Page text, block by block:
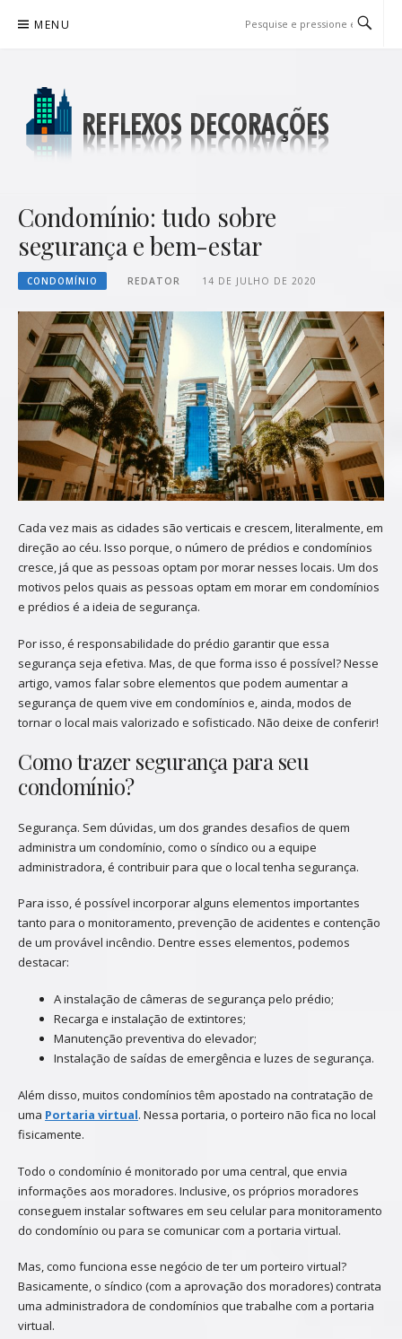
para
MENU
Condomínio: tudo sobre
segurança e bem-estar
CONDOMÍNIO REDATOR 14 DE JULHO DE 2020
Cada vez mais as cidades são verticais e crescem, literalmente, em
direção ao céu. Isso porque, o número de prédios e condomínios
cresce, já que as pessoas optam por morar nesses locais. Um dos
motivos pelos quais as pessoas optam em morar em condomínios
e prédios é a ideia de segurança.
Por isso, é responsabilidade do prédio garantir que essa
segurança seja efetiva. Mas, de que forma isso é possível? Nesse
artigo, vamos falar sobre elementos que podem aumentar a
segurança de quem vive em condomínios e, ainda, modos de
tornar o local mais valorizado e sofisticado. Não deixe de conferir!
Como trazer segurança para seu
condomínio?
Segurança. Sem dúvidas, um dos grandes desafios de quem
administra um condomínio, como o síndico ou a equipe
administradora, é contribuir para que o local tenha segurança.
Para isso, é possível incorporar alguns elementos importantes
tanto para o monitoramento, prevenção de acidentes e contenção
de um provável incêndio. Dentre esses elementos, podemos
destacar:
A instalação de câmeras de segurança pelo prédio;
Recarga e instalação de extintores;
Manutenção preventiva do elevador;
Instalação de saídas de emergência e luzes de segurança.
Além disso, muitos condomínios têm apostado na contratação de
uma Portaria virtual. Nessa portaria, o porteiro não fica no local
fisicamente.
Todo o condomínio é monitorado por uma central, que envia
informações aos moradores. Inclusive, os próprios moradores
conseguem instalar softwares em seu celular para monitoramento
do condomínio ou para se comunicar com a portaria virtual.
Mas, como funciona esse negócio de ter um porteiro virtual?
Basicamente, o síndico (com a aprovação dos moradores) contrata
uma administradora de condomínios que trabalhe com a portaria
virtual.